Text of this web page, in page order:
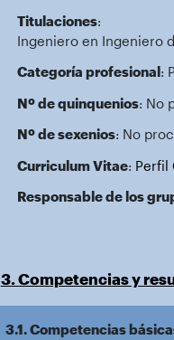
Titulaciones:
Ingeniero en Ingeniero
Categoría profesional:
Nº de quinquenios: No
Nº de sexenios: No
Curriculum Vitae: Perfil
Responsable de los
3. Competencias y
3.1. Competencias